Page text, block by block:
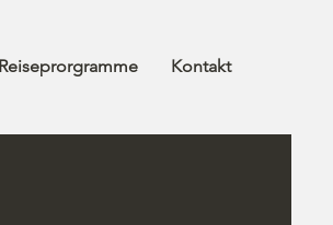
Kontakt